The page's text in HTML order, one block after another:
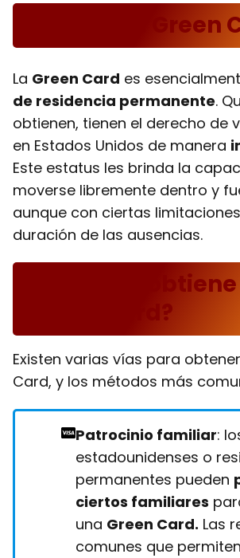
¿Qué es la Green
La Green Card es
de residencia permanente.
obtienen, tienen el derecho de
en Estados Unidos de manera
Este estatus les brinda la
moverse libremente dentro y
aunque con ciertas
duración de las ausencias.
¿Cómo se
Green Card?
Existen varias vías para
Card, y los métodos más
Patrocinio familiar:
estadounidenses o
permanentes pueden
ciertos familiares
una Green Card. Las
comunes que